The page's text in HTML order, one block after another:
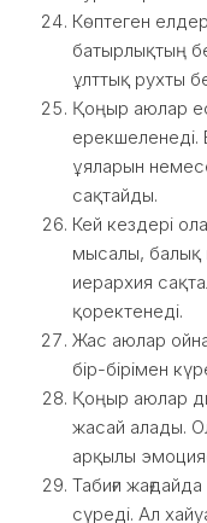
Көптеген
батырлықтың
ұлттық рухты
Қоңыр аюлар
ерекшеленеді.
ұяларын
сақтайды.
Кей кездері
мысалы,
иерархия
қоректенеді.
Жас аюлар
бір-бірімен
Қоңыр аюлар
жасай алады.
арқылы
Табиғи
сүреді. Ал